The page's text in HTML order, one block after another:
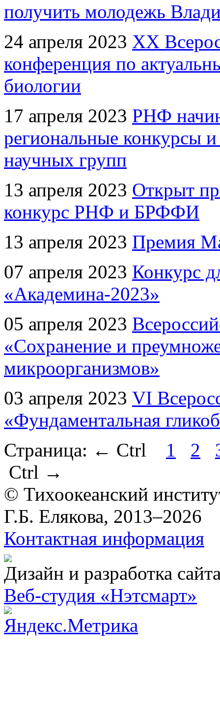
получить молодежь
24 апреля 2023 XX
конференция по
биологии
17 апреля 2023 РНФ
региональные конкурсы
научных групп
13 апреля 2023 Открыт
конкурс РНФ и БРФФИ
13 апреля 2023 Премия
07 апреля 2023 Конкурс
«Академина-2023»
05 апреля 2023
«Сохранение и
микроорганизмов»
03 апреля 2023 VI
«Фундаментальная
Страница: ← Ctrl 1 2
Ctrl →
© Тихоокеанский
Г.Б. Елякова, 2013–2026
Контактная информация
Дизайн и разработка
Веб-студия «Нэтсмарт»